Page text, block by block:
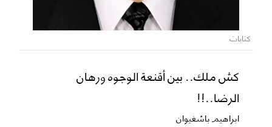
كتابات
كش ملك.. بين أقنعة الوجوه ورهان
الرضا..!!
ابراهيم باشغيوان